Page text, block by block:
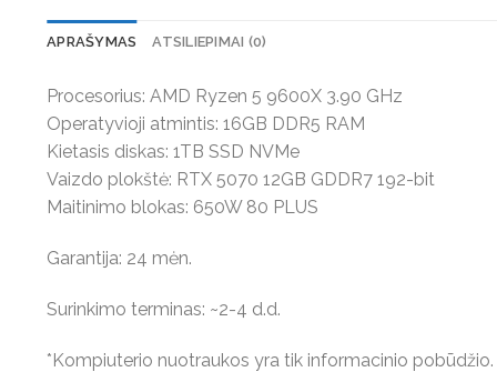
APRAŠYMAS ATSILIEPIMAI (0)
Procesorius: AMD Ryzen 5 9600X 3.90 GHz
Operatyvioji atmintis: 16GB DDR5 RAM
Kietasis diskas: 1TB SSD NVMe
Vaizdo plokštė: RTX 5070 12GB GDDR7 192-bit
Maitinimo blokas: 650W 80 PLUS
Garantija: 24 mėn.
Surinkimo terminas: ~2-4 d.d.
*Kompiuterio nuotraukos yra tik informacinio pobūdžio.